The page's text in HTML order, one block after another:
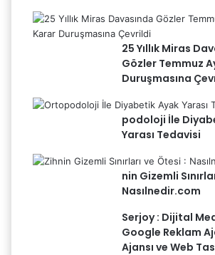
25 Yıllık Miras
Gözler Temmuz
Duruşmasına
podoloji İle
Yarası Tedavisi
nin Gizemli
Nasılnedir.com
Serjoy : Dijital
Google Reklam
Ajansı ve Web